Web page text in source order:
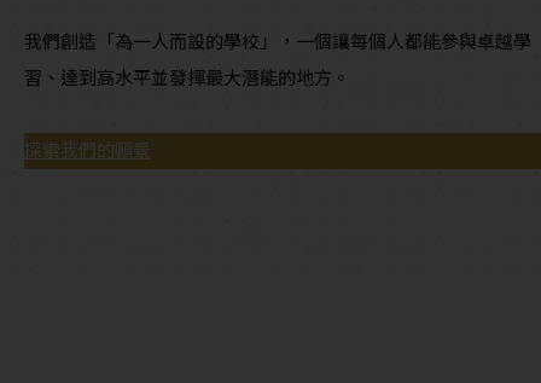
我們創造「為一人而設的學校」，一個讓每個人都能參與卓越學
習、達到高水平並發揮最大潛能的地方。
探索我們的願景